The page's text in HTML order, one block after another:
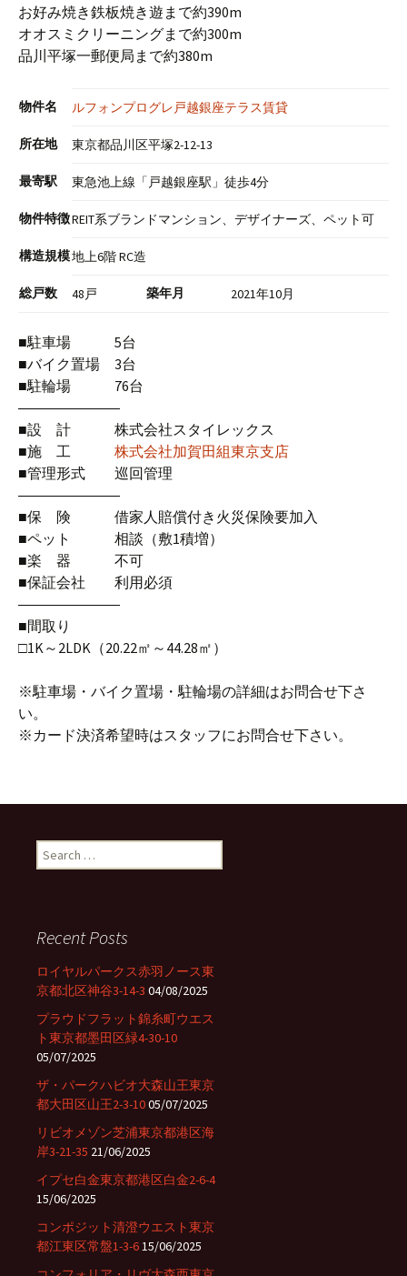
お好み焼き鉄板焼き遊まで約390m
オオスミクリーニングまで約300m
品川平塚一郵便局まで約380m
物件名 ルフォンプログレ戸越銀座テラス賃貸
所在地 東京都品川区平塚2-12-13
最寄駅 東急池上線「戸越銀座駅」徒歩4分
物件特徴REIT系ブランドマンション、デザイナーズ、ペット可
構造規模地上6階 RC造
総戸数 48戸 築年月 2021年10月
■駐車場 5台
■バイク置場 3台
■駐輪場 76台
―――――――
■設 計 株式会社スタイレックス
■施 工 株式会社加賀田組東京支店
■管理形式 巡回管理
―――――――
■保 険 借家人賠償付き火災保険要加入
■ペット 相談（敷1積増）
■楽 器 不可
■保証会社 利用必須
―――――――
■間取り
□1K～2LDK（20.22㎡～44.28㎡）
※駐車場・バイク置場・駐輪場の詳細はお問合せ下さ
い。
※カード決済希望時はスタッフにお問合せ下さい。
e
h
f
o
:
Recent Posts
ロイヤルパークス赤羽ノース東
京都北区神谷3-14-3 04/08/2025
プラウドフラット錦糸町ウエス
ト東京都墨田区緑4-30-10
05/07/2025
ザ・パークハビオ大森山王東京
都大田区山王2-3-1005/07/2025
リビオメゾン芝浦東京都港区海
岸3-21-35 21/06/2025
イプセ白金東京都港区白金2-6-4
15/06/2025
コンポジット清澄ウエスト東京
都江東区常盤1-3-615/06/2025